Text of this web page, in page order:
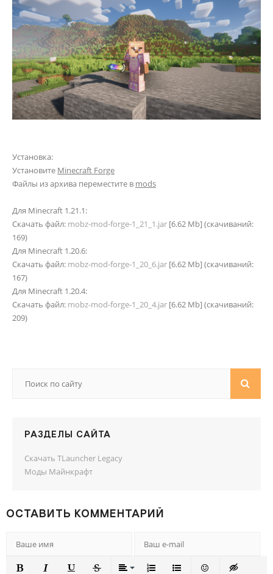
Установка:
Установите Minecraft Forge
Файлы из архива переместите в mods
Для Minecraft 1.21.1:
Скачать файл: mobz-mod-forge-1_21_1.jar
169)
Для Minecraft 1.20.6:
Скачать файл: mobz-mod-forge-1_20_6.jar
167)
Для Minecraft 1.20.4:
Скачать файл: mobz-mod-forge-1_20_4.jar
209)
РАЗДЕЛЫ САЙТА
Скачать TLauncher Legacy
Моды Майнкрафт
ОСТАВИТЬ КОММЕНТАРИЙ